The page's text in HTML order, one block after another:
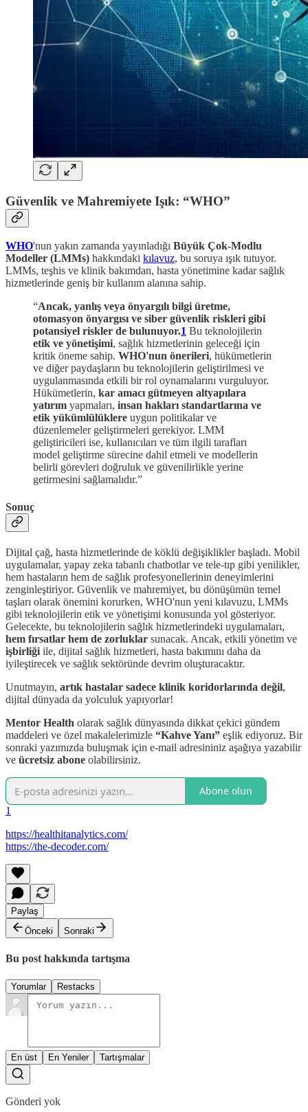
Güvenlik ve Mahremiyete Işık: “WHO”
WHO'nun yakın zamanda yayınladığı Büyük Çok-Modlu
Modeller (LMMs) hakkındaki kılavuz, bu soruya ışık tutuyor.
LMMs, teşhis ve klinik bakımdan, hasta yönetimine kadar sağlık
hizmetlerinde geniş bir kullanım alanına sahip.
“Ancak, yanlış veya önyargılı bilgi üretme,
otomasyon önyargısı ve siber güvenlik riskleri gibi
potansiyel riskler de bulunuyor​​​​.1 Bu teknolojilerin
etik ve yönetişimi, sağlık hizmetlerinin geleceği için
kritik öneme sahip. WHO'nun önerileri, hükümetlerin
ve diğer paydaşların bu teknolojilerin geliştirilmesi ve
uygulanmasında etkili bir rol oynamalarını vurguluyor.
Hükümetlerin, kar amacı gütmeyen altyapılara
yatırım yapmaları, insan hakları standartlarına ve
etik yükümlülüklere uygun politikalar ve
düzenlemeler geliştirmeleri gerekiyor. LMM
geliştiricileri ise, kullanıcıları ve tüm ilgili tarafları
model geliştirme sürecine dahil etmeli ve modellerin
belirli görevleri doğruluk ve güvenilirlikle yerine
getirmesini sağlamalıdır​​.”
Sonuç
Dijital çağ, hasta hizmetlerinde de köklü değişiklikler başladı. Mobil
uygulamalar, yapay zeka tabanlı chatbotlar ve tele-tıp gibi yenilikler,
hem hastaların hem de sağlık profesyonellerinin deneyimlerini
zenginleştiriyor. Güvenlik ve mahremiyet, bu dönüşümün temel
taşları olarak önemini korurken, WHO'nun yeni kılavuzu, LMMs
gibi teknolojilerin etik ve yönetişimi konusunda yol gösteriyor.
Gelecekte, bu teknolojilerin sağlık hizmetlerindeki uygulamaları,
hem fırsatlar hem de zorluklar sunacak. Ancak, etkili yönetim ve
işbirliği ile, dijital sağlık hizmetleri, hasta bakımını daha da
iyileştirecek ve sağlık sektöründe devrim oluşturacaktır.
Unutmayın, artık hastalar sadece klinik koridorlarında değil,
dijital dünyada da yolculuk yapıyorlar!
Mentor Health olarak sağlık dünyasında dikkat çekici gündem
maddeleri ve özel makalelerimizle “Kahve Yanı” eşlik ediyoruz. Bir
sonraki yazımızda buluşmak için e-mail adresininiz aşağıya yazabilir
ve ücretsiz abone olabilirsiniz.
Abone olun
1
https://healthitanalytics.com/
https://the-decoder.com/
Paylaş
Önceki
Sonraki
Bu post hakkında tartışma
Yorumlar Restacks
En üst En Yeniler Tartışmalar
Gönderi yok